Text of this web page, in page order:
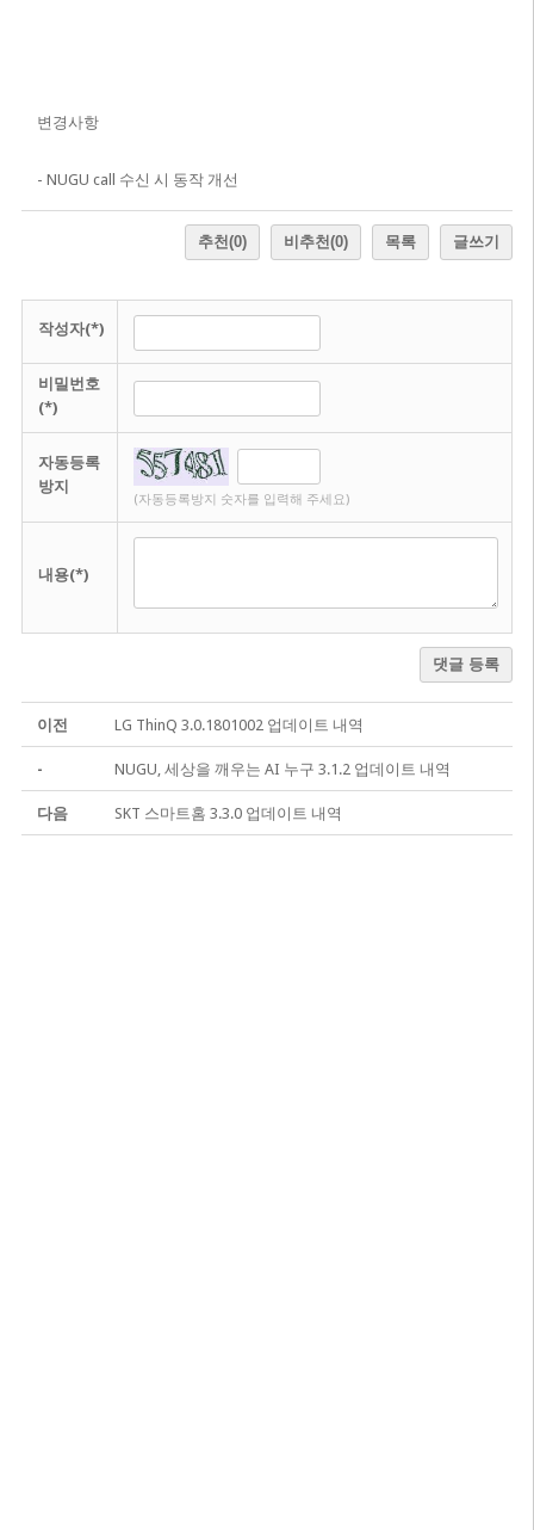
변경사항
- NUGU call 수신 시 동작 개선
추천(0) 비추천(0) 목록 글쓰기
작성자(*)
비밀번호
(*)
자동등록
방지
(자동등록방지 숫자를 입력해 주세요)
내용(*)
댓글 등록
이전 LG ThinQ 3.0.1801002 업데이트 내역
- NUGU, 세상을 깨우는 AI 누구 3.1.2 업데이트 내역
다음 SKT 스마트홈 3.3.0 업데이트 내역